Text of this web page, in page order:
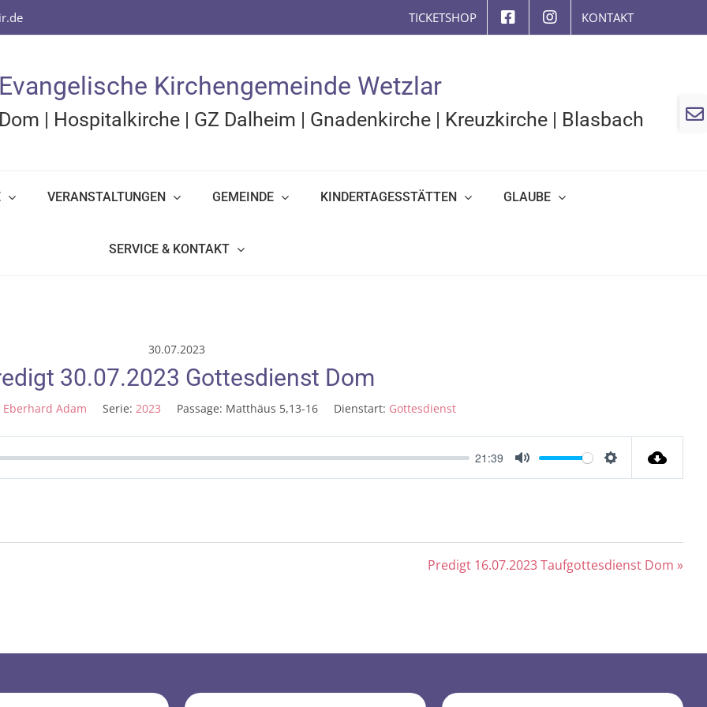
TICKETSHOP KONTAKT
Evangelische Kirchengemeinde Wetzlar
Dom | Hospitalkirche | GZ Dalheim | Gnadenkirche | Kreuzkirche | Blasbach
VERANSTALTUNGEN GEMEINDE KINDERTAGESSTÄTTEN GLAUBE
SERVICE & KONTAKT
30.07.2023
30.07.2023 Gottesdienst Dom
Adam Serie: 2023 Passage: Matthäus 5,13-16 Dienstart: Gottesdienst
21:39
Mute Settings
Predigt 16.07.2023 Taufgottesdienst Dom »